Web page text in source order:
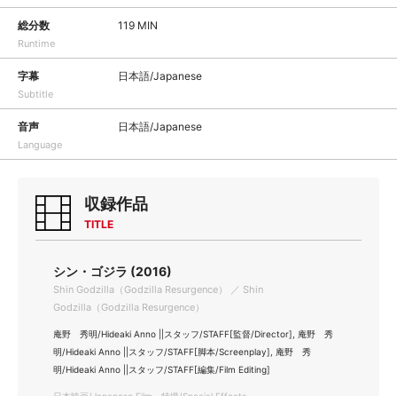
総分数
Runtime
119 MIN
字幕
Subtitle
日本語/Japanese
音声
Language
日本語/Japanese
収録作品
TITLE
シン・ゴジラ (2016)
Shin Godzilla（Godzilla Resurgence） ／ Shin
Godzilla（Godzilla Resurgence）
庵野 秀明/Hideaki Anno ||スタッフ/STAFF[監督/Director], 庵野 秀
明/Hideaki Anno ||スタッフ/STAFF[脚本/Screenplay], 庵野 秀
明/Hideaki Anno ||スタッフ/STAFF[編集/Film Editing]